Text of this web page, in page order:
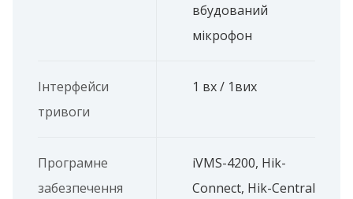
вбудований
мікрофон
Інтерфейси
тривоги
1 вх / 1вих
Програмне
забезпечення
iVMS-4200, Hik-
Connect, Hik-Central